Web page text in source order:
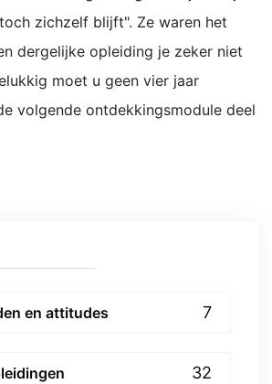
zichzelf blijft". Ze waren het
dergelijke opleiding je zeker niet
moet u geen vier jaar
volgende ontdekkingsmodule deel
en attitudes 7
32